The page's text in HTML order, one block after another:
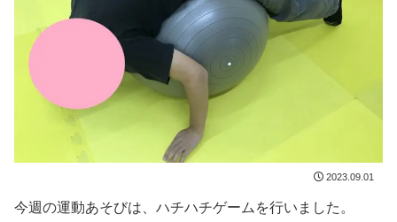
2023.09.01
今週の運動あそびは、ハチハチゲームを行いました。